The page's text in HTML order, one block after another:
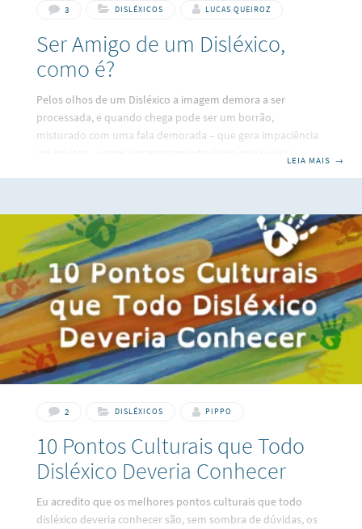
3 DISLÉXICOS LUCAS QUEIROZ
Ser Amigo de um Disléxico,
como é?
Pelos olhos de um Disléxico a imagem demora a ser
processada, e quando chega pode ser um borrão,
misturado com uma fala demorada – que gera impaciência
Mas como nem tudo são flores (risos) é um desafio à
convivência. Quando o conheci, na faculdade,
LEIA MAIS →
2 DISLÉXICOS PIPPO
10 Pontos Culturais que Todo
Disléxico Deveria Conhecer
Eu acredito que os melhores pontos culturais que todo
disléxico deveria conhecer são, sem sombra de dúvidas, os